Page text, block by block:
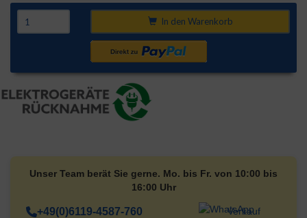
In den Warenkorb
Unser Team berät Sie gerne. Mo. bis Fr. von 10:00 bis
16:00 Uhr
+49(0)6119-4587-760 Verkauf